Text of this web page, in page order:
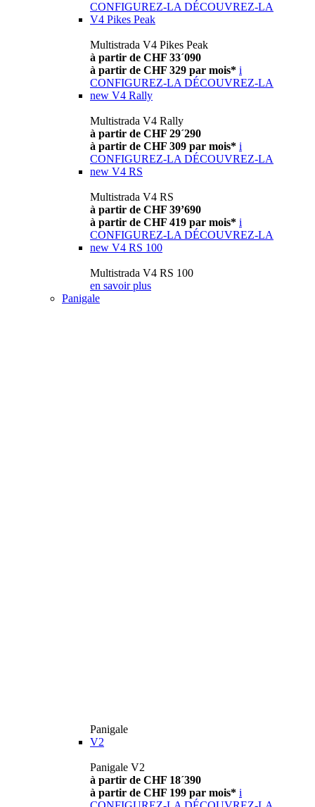
CONFIGUREZ-LA DÉCOUVREZ-LA
V4 Pikes Peak
Multistrada V4 Pikes Peak
à partir de CHF 33´090
à partir de CHF 329 par mois* i
CONFIGUREZ-LA DÉCOUVREZ-LA
new V4 Rally
Multistrada V4 Rally
à partir de CHF 29´290
à partir de CHF 309 par mois* i
CONFIGUREZ-LA DÉCOUVREZ-LA
new V4 RS
Multistrada V4 RS
à partir de CHF 39’690
à partir de CHF 419 par mois* i
CONFIGUREZ-LA DÉCOUVREZ-LA
new V4 RS 100
Multistrada V4 RS 100
en savoir plus
Panigale
Panigale
V2
Panigale V2
à partir de CHF 18´390
à partir de CHF 199 par mois* i